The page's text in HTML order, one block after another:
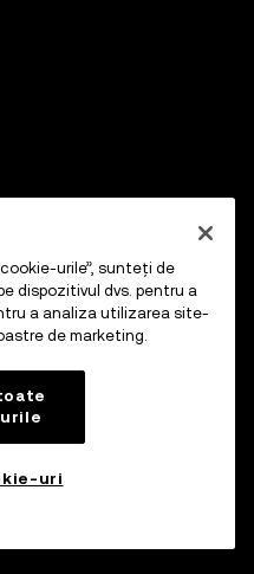
urile”, sunteți de
dispozitivul dvs. pentru a
a analiza utilizarea site-
de marketing.
uri